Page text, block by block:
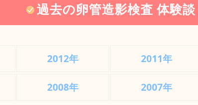
過去の卵管造影検査 体験談
2012年 2011年
2008年 2007年